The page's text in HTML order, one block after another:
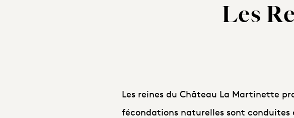
Les
Les reines du Château La Martinette
fécondations naturelles sont conduites